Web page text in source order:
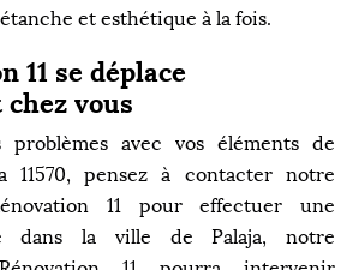
et esthétique à la fois.
11 se déplace
vous
problèmes avec vos éléments de
11570, pensez à contacter notre
11 pour effectuer une
dans la ville de Palaja, notre